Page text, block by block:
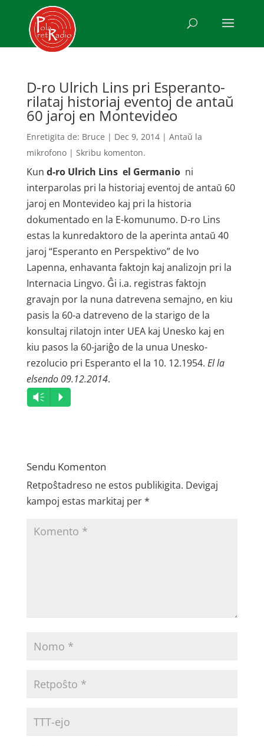
D-ro Ulrich Lins pri Esperanto-
rilataj historiaj eventoj de antaŭ
60 jaroj en Montevideo
Enretigita de: Bruce | Dec 9, 2014| Antaŭ la
mikrofono| Skribu komenton.
Kun d-ro Ulrich Lins el Germanioni
interparolas pri la historiaj eventoj de antaŭ 60
jaroj en Montevideo kaj pri la historia
dokumentado en la E-komunumo. D-ro Lins
estas la kun­redaktoro de la aperinta antaŭ 40
jaroj “Esperanto en Perspektivo” de Ivo
Lapenna, enhavanta faktojn kaj­ analizojn pri la
Internacia Lingvo. Ĝi i.a. registras faktojn
gravajn por la nuna datrevena semajno, en kiu
pasis la 60-a datreveno de la starigo de la
konsultaj rilatojn inter UEA kaj Unesko kaj en
kiu pasos la 60-jariĝo de la unua Unesko-
rezolucio pri Esperanto el la 10. 12.1954. El la
elsendo 09.12.2014.
Audio
Player
Vm P
Sendu Komenton
Retpoŝtadreso ne estos publikigita. Devigaj
kampoj estas markitaj per*